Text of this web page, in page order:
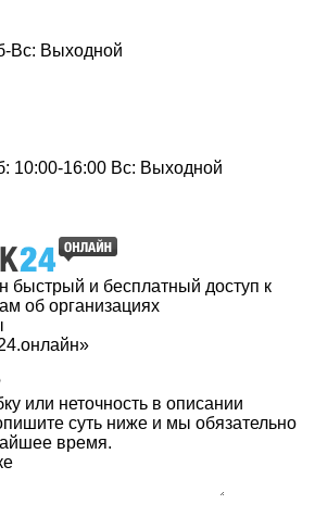
Вс: Выходной
10:00-16:00 Вс: Выходной
быстрый и бесплатный доступ к
об организациях
или неточность в описании
суть ниже и мы обязательно
время.